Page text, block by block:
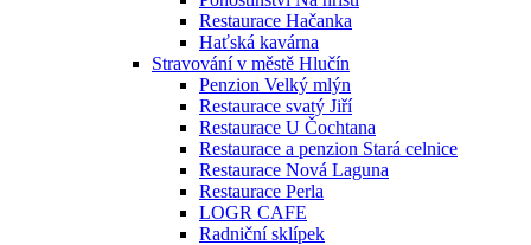
Restaurace Hačanka
Haťská kavárna
Stravování v městě Hlučín
Penzion Velký mlýn
Restaurace svatý Jiří
Restaurace U Čochtana
Restaurace a penzion Stará celnice
Restaurace Nová Laguna
Restaurace Perla
LOGR CAFE
Radniční sklípek